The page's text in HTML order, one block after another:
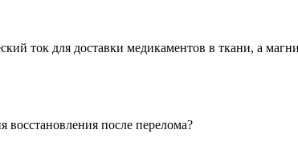
ток для доставки медикаментов в ткани, а
восстановления после перелома?